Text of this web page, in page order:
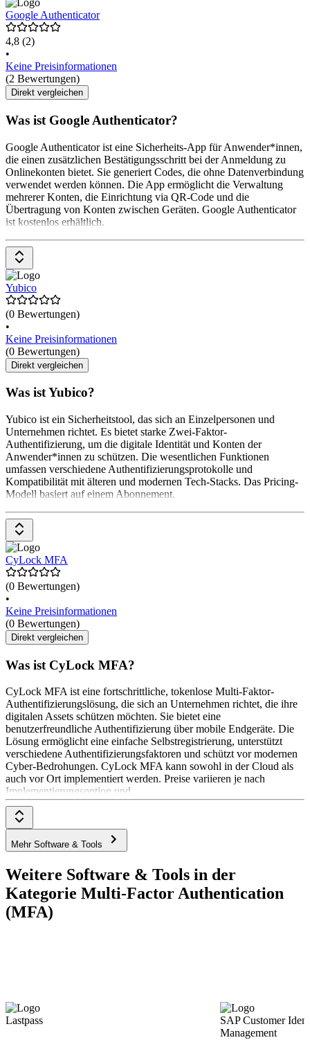
Google Authenticator
4,8 (2)
•
Keine Preisinformationen
(2 Bewertungen)
Direkt vergleichen
Was ist Google Authenticator?
Google Authenticator ist eine Sicherheits-App für Anwender*innen,
die einen zusätzlichen Bestätigungsschritt bei der Anmeldung zu
Onlinekonten bietet. Sie generiert Codes, die ohne Datenverbindung
verwendet werden können. Die App ermöglicht die Verwaltung
mehrerer Konten, die Einrichtung via QR-Code und die
Übertragung von Konten zwischen Geräten. Google Authenticator
ist kostenlos erhältlich.
Yubico
(0 Bewertungen)
•
Keine Preisinformationen
(0 Bewertungen)
Direkt vergleichen
Was ist Yubico?
Yubico ist ein Sicherheitstool, das sich an Einzelpersonen und
Unternehmen richtet. Es bietet starke Zwei-Faktor-
Authentifizierung, um die digitale Identität und Konten der
Anwender*innen zu schützen. Die wesentlichen Funktionen
umfassen verschiedene Authentifizierungsprotokolle und
Kompatibilität mit älteren und modernen Tech-Stacks. Das Pricing-
Modell basiert auf einem Abonnement.
CyLock MFA
(0 Bewertungen)
•
Keine Preisinformationen
(0 Bewertungen)
Direkt vergleichen
Was ist CyLock MFA?
CyLock MFA ist eine fortschrittliche, tokenlose Multi-Faktor-
Authentifizierungslösung, die sich an Unternehmen richtet, die ihre
digitalen Assets schützen möchten. Sie bietet eine
benutzerfreundliche Authentifizierung über mobile Endgeräte. Die
Lösung ermöglicht eine einfache Selbstregistrierung, unterstützt
verschiedene Authentifizierungsfaktoren und schützt vor modernen
Cyber-Bedrohungen. CyLock MFA kann sowohl in der Cloud als
auch vor Ort implementiert werden. Preise variieren je nach
Implementierungsoption und
Mehr Software & Tools
Weitere Software & Tools in der
Kategorie Multi-Factor Authentication
(MFA)
Lastpass
SAP Customer
Management